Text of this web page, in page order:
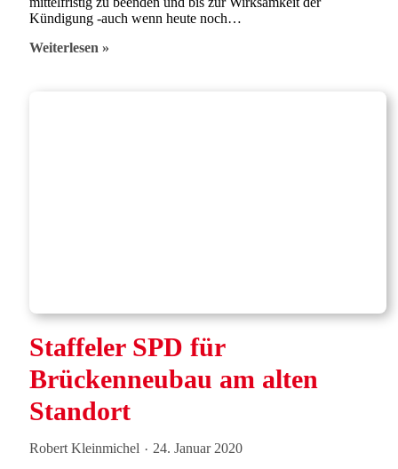
Kündigung -auch wenn heute noch…
Weiterlesen »
Staffeler SPD für
Brückenneubau am alten
Standort
Robert Kleinmichel
24. Januar 2020